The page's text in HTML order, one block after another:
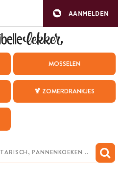
AANMELDEN
MOSSELEN
🍹 ZOMERDRANKJES